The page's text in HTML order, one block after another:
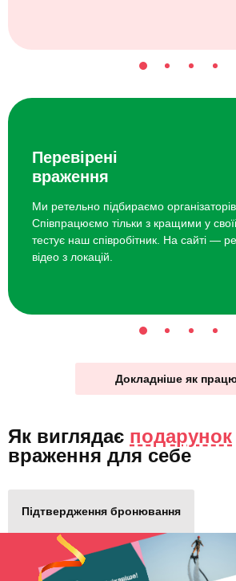
Перевірені
враження
Ми ретельно підбираємо
Співпрацюємо тільки з кращими у
тестує наш співробітник. На сайті —
відео з локацій.
Докладніше як
Як виглядає подарунок
враження для себе
Підтвердження бронювання